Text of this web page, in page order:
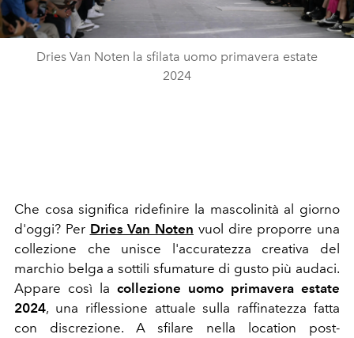
Dries Van Noten la sfilata uomo primavera estate
2024
Che cosa significa ridefinire la mascolinità al giorno
d'oggi? Per Dries Van Noten vuol dire proporre una
collezione che unisce l'accuratezza creativa del
marchio belga a sottili sfumature di gusto più audaci.
Appare così la collezione uomo primavera estate
2024, una riflessione attuale sulla raffinatezza fatta
con discrezione. A sfilare nella location post-